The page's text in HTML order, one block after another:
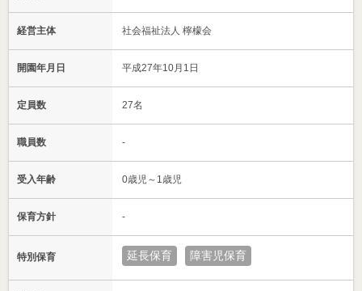
経営主体 社会福祉法人 檸檬会
開園年月日 平成27年10月1日
定員数 27名
職員数 -
受入年齢 0歳児～1歳児
保育方針 -
特別保育 延長保育 障害児保育